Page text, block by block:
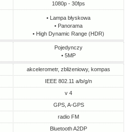
1080p - 30fps
• Lampa błyskowa
• Panorama
• High Dynamic Range (HDR)
Pojedynczy
• 5MP
akcelerometr, zbliżeniowy, kompas
IEEE 802.11 a/b/g/n
v 4
GPS, A-GPS
radio FM
Bluetooth A2DP